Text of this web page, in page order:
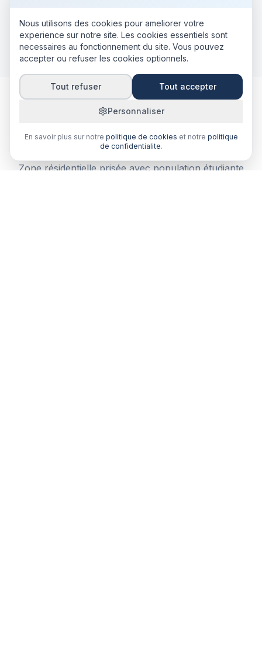
Bourg Fond-Lahaye Case-Navire
Terreville
Plateau-Fofo
+ tous les autres quartiers
santé à Schoelcher ?
Zone résidentielle prisée avec population étudiante
Nous utilisons des cookies pour ameliorer votre
experience sur notre site. Les cookies essentiels sont
necessaires au fonctionnement du site. Vous pouvez
accepter ou refuser les cookies optionnels.
Tout refuser Tout accepter
Personnaliser
En savoir plus sur notre politique de cookies et notre politique
de confidentialite.